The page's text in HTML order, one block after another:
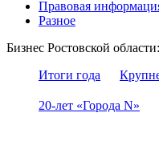
Правовая
Разное
Бизнес Ростовской
Итоги года
20-лет «Города N»